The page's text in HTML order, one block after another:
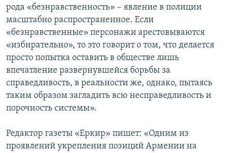
рода «безнравственность» – явление в полиции
масштабно распространенное. Если
«безнравственные» персонажи арестовываются
«избирательно», то это говорит о том, что делается
просто попытка оставить в обществе лишь
впечатление развернувшейся борьбы за
справедливость, в реальности же, однако, пытаясь
таким образом загладить всю несправедливость и
порочность системы».
Редактор газеты «Еркир» пишет: «Одним из
проявлений укрепления позиций Армении на